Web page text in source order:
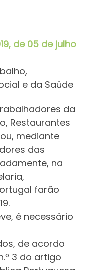
de 05 de julho
e da Saúde
da
Restaurantes
mediante
das
na
farão
é necessário
de acordo
3 do artigo